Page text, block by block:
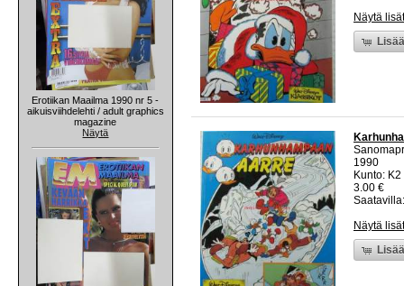
Erotiikan Maailma 1990 nr 5 -
aikuisviihdelehti / adult graphics
magazine
Näytä
Näytä
1990
Kunto:
3.00 €
Näytä